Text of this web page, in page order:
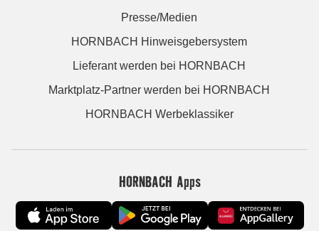
Presse/Medien
HORNBACH Hinweisgebersystem
Lieferant werden bei HORNBACH
Marktplatz-Partner werden bei HORNBACH
HORNBACH Werbeklassiker
HORNBACH Apps